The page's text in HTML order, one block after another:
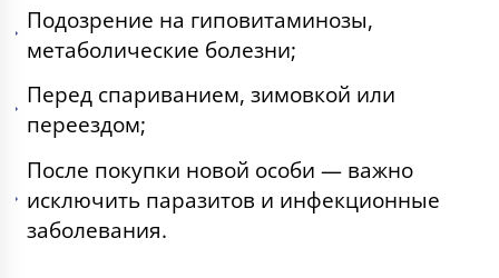
Подозрение на гиповитаминозы,
метаболические болезни;
Перед спариванием, зимовкой или
переездом;
После покупки новой особи — важно
исключить паразитов и инфекционные
заболевания.